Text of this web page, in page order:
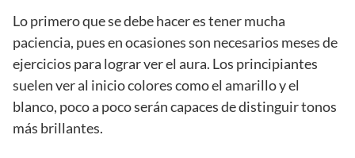
Lo primero que se debe hacer es tener mucha
paciencia, pues en ocasiones son necesarios meses de
ejercicios para lograr ver el aura. Los principiantes
suelen ver al inicio colores como el amarillo y el
blanco, poco a poco serán capaces de distinguir tonos
más brillantes.